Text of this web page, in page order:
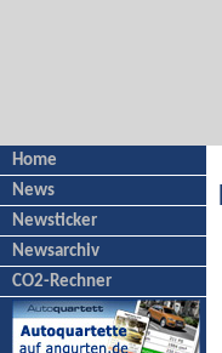
Home
News
Newsticker
Newsarchiv
CO2-Rechner